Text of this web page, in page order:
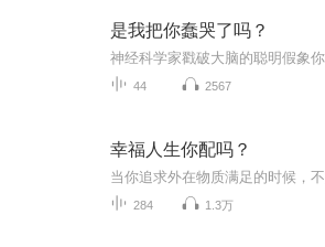
是我把你蠢哭了吗？
44 2567
幸福人生你配吗？
284 1.3万